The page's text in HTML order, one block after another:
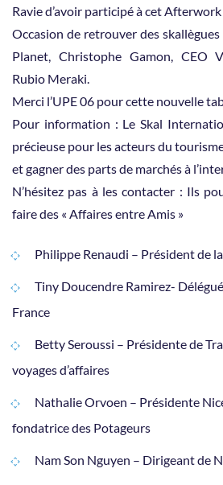
Ravie d’avoir participé à cet
Occasion de retrouver des skallègues
Planet, Christophe Gamon, CEO
Rubio Meraki.
Merci l’UPE 06 pour cette nouvelle
Pour information : Le Skal
précieuse pour les acteurs du
et gagner des parts de marchés à
N’hésitez pas à les contacter : Ils
faire des « Affaires entre Amis »
Philippe Renaudi – Président de
Tiny Doucendre Ramirez-
France
Betty Seroussi – Présidente de
voyages d’affaires
Nathalie Orvoen – Présidente
fondatrice des Potageurs
Nam Son Nguyen – Dirigeant de